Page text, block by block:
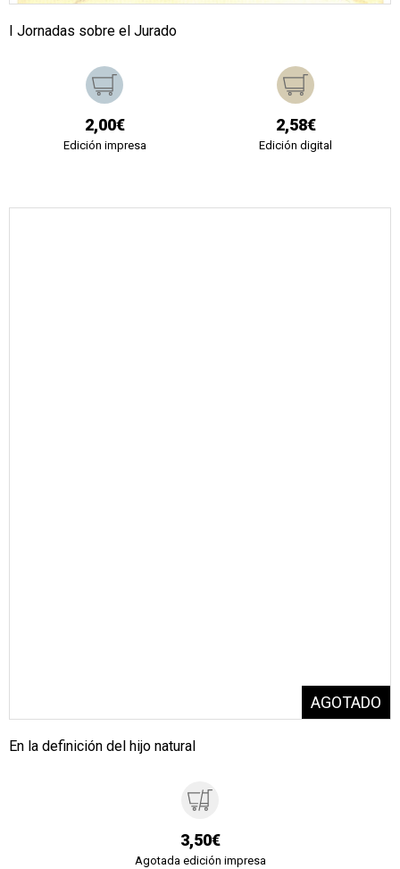
I Jornadas sobre el Jurado
2,00€
Edición impresa
2,58€
Edición digital
En la definición del hijo natural
3,50€
Agotada edición impresa